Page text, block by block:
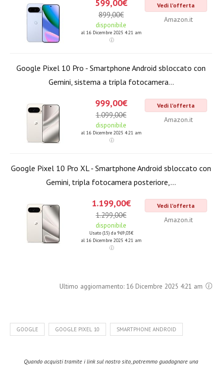
599,00€
899,00€
disponibile
al 16 Dicembre 2025 4:21 am
Vedi l'offerta
Amazon.it
Google Pixel 10 Pro - Smartphone Android sbloccato con
Gemini, sistema a tripla fotocamera...
999,00€
1.099,00€
disponibile
al 16 Dicembre 2025 4:21 am
Vedi l'offerta
Amazon.it
Google Pixel 10 Pro XL - Smartphone Android sbloccato con
Gemini, tripla fotocamera posteriore,...
1.199,00€
1.299,00€
disponibile
Usato (15) da 969,03€
al 16 Dicembre 2025 4:21 am
Vedi l'offerta
Amazon.it
Ultimo aggiornamento: 16 Dicembre 2025 4:21 am
GOOGLE GOOGLE PIXEL 10 SMARTPHONE ANDROID
Quando acquisti tramite i link sul nostro sito, potremmo guadagnare una